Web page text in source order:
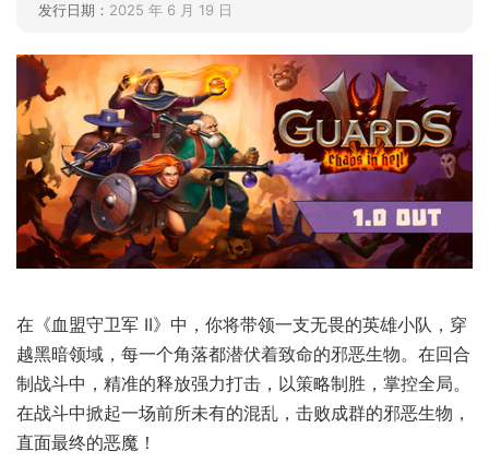
发行日期： 2025 年 6 月 19 日
在《血盟守卫军 II》中，你将带领一支无畏的英雄小队，穿
越黑暗领域，每一个角落都潜伏着致命的邪恶生物。在回合
制战斗中，精准的释放强力打击，以策略制胜，掌控全局。
在战斗中掀起一场前所未有的混乱，击败成群的邪恶生物，
直面最终的恶魔！